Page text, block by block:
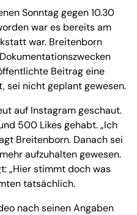
Sonntag gegen 10.30
war es bereits am
war. Breitenborn
Beitrag eine
sei nicht geplant gewesen.
auf Instagram geschaut.
500 Likes gehabt. „Ich
Breitenborn. Danach sei
aufzuhalten gewesen.
„Hier stimmt doch was
tatsächlich.
nach seinen Angaben